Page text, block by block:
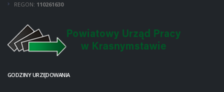
REGON: 110261630
GODZINY URZĘDOWANIA